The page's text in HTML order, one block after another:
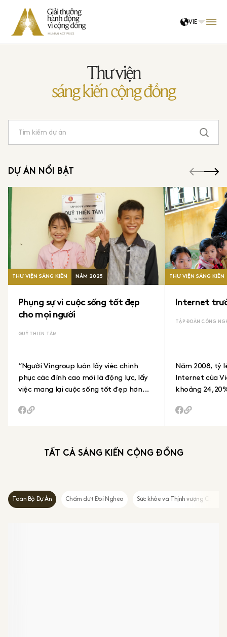
VIE
Cộng đồng đề cử
Kết nối tri thức
Tin tức
ĐĂNG NHẬP
Là một giải thưởng thường niên tôn vinh các tổ chức và cá nhân có nhiều
đóng góp cho cộng đồng thông qua
các dự án xã hội uy tín, tận tụy và lâu dài.
© 2024 Human Act Prize • Chính sách bảo mật
THÔNG TIN LIÊN HỆ
(+84) 342 613 178
Thư viện
sáng kiến cộng đồng
DỰ ÁN NỔI BẬT
THƯ VIỆN SÁNG KIẾN NĂM 2025
Phụng sự vì cuộc sống tốt đẹp
cho mọi người
QUỸ THIỆN TÂM
“Người Vingroup luôn lấy việc chinh
phục các đỉnh cao mới là động lực, lấy
việc mang lại cuộc sống tốt đẹp hơn...
THƯ VIỆN SÁNG KIẾN
Internet
TẬP ĐOÀN CÔNG
Năm 2008, tỷ
Internet của
khoảng
TẤT CẢ SÁNG KIẾN CỘNG ĐỒNG
Toàn Bộ Dự Án Chấm dứt Đói Nghèo Sức khỏe và Thịnh vượng Cộng